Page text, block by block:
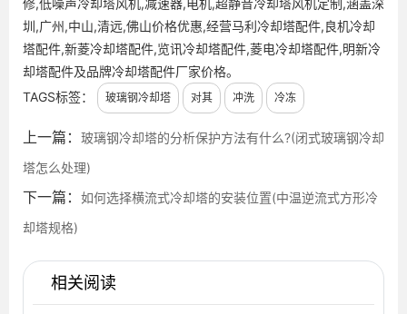
圳,广州,中山,清远,佛山价格优惠,经营马利冷却塔配件,良机冷却
塔配件,新菱冷却塔配件,览讯冷却塔配件,菱电冷却塔配件,明新冷
却塔配件及品牌冷却塔配件厂家价格。
TAGS标签：
玻璃钢冷却塔 对其 冲洗 冷冻
上一篇： 玻璃钢冷却塔的分析保护方法有什么?(闭式玻璃钢冷却
塔怎么处理)
下一篇： 如何选择横流式冷却塔的安装位置(中温逆流式方形冷
却塔规格)
相关阅读